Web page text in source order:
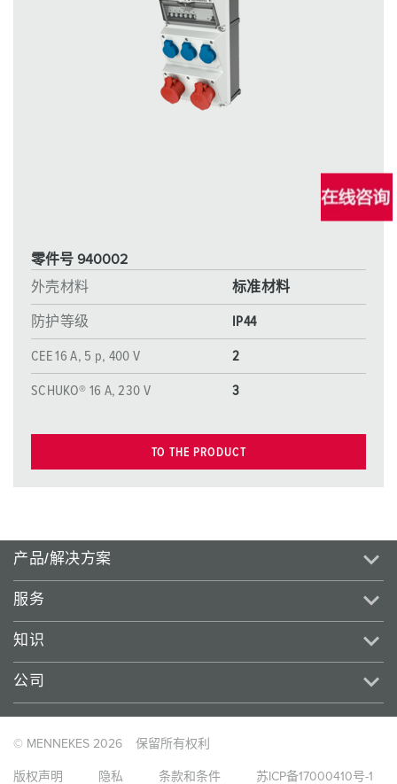
零件号 940002
外壳材料
标准材料
防护等级 IP44
CEE 16 A, 5 p, 400 V 2
SCHUKO® 16 A, 230 V 3
TO THE PRODUCT
产品/解决方案
服务
知识
公司
© MENNEKES 2026 保留所有权利
版权声明 隐私 条款和条件 苏ICP备17000410号-1